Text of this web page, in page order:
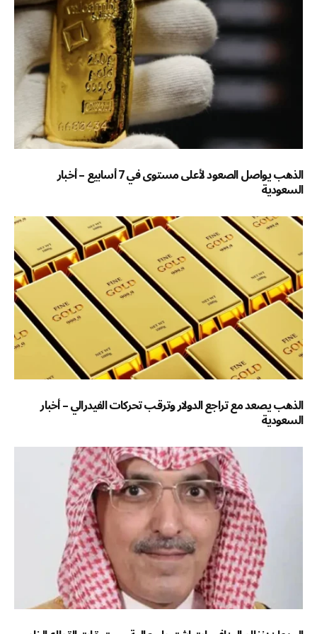
الذهب يواصل الصعود لأعلى مستوى في 7 أسابيع – أخبار
السعودية
الذهب يصعد مع تراجع الدولار وترقب تحركات الفيدرالي – أخبار
السعودية